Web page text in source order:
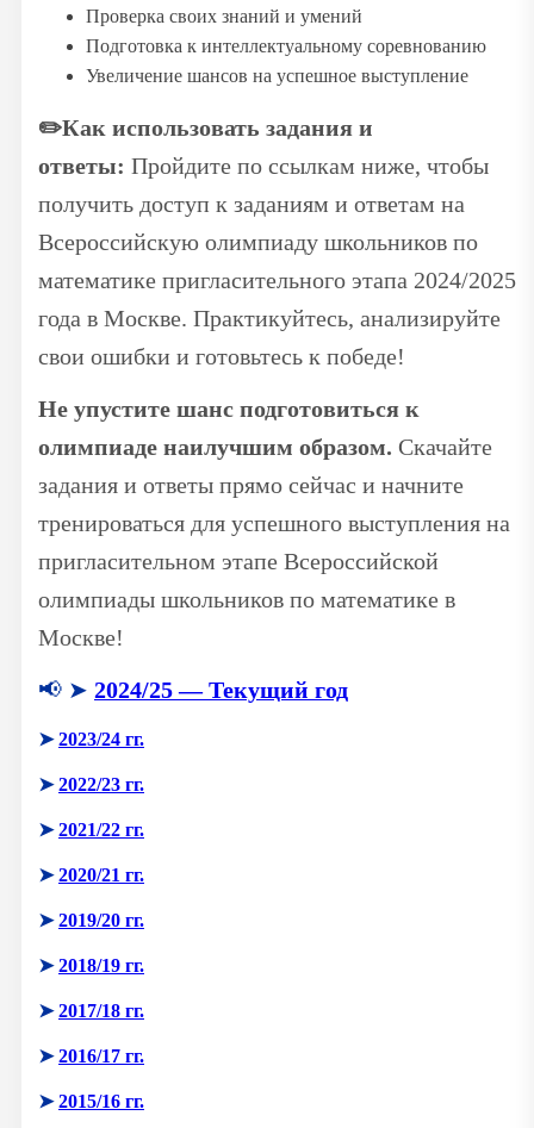
Проверка своих знаний и умений
Подготовка к интеллектуальному соревнованию
Увеличение шансов на успешное выступление
✏️Как использовать задания и
ответы: Пройдите по ссылкам ниже, чтобы
получить доступ к заданиям и ответам на
Всероссийскую олимпиаду школьников по
математике пригласительного этапа 2024/2025
года в Москве. Практикуйтесь, анализируйте
свои ошибки и готовьтесь к победе!
Не упустите шанс подготовиться к
олимпиаде наилучшим образом. Скачайте
задания и ответы прямо сейчас и начните
тренироваться для успешного выступления на
пригласительном этапе Всероссийской
олимпиады школьников по математике в
Москве!
📢 ➤ 2024/25 — Текущий год
➤ 2023/24 гг.
➤2022/23 гг.
➤2021/22 гг.
➤2020/21 гг.
➤2019/20 гг.
➤2018/19 гг.
➤2017/18 гг.
➤2016/17 гг.
➤2015/16 гг.